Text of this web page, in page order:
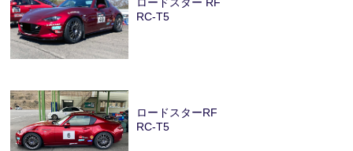
RC-T5
ロードスターRF
RC-T5